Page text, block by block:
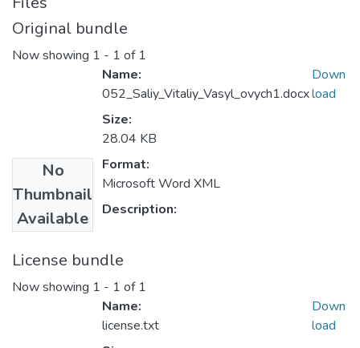
Original bundle
Now showing 1 - 1 of 1
No
Thumbnail
Available
Name:
052_Saliy_Vitaliy_Vasyl_ovych1.docx
Size:
28.04 KB
Format:
Microsoft Word XML
Description:
Down
load
License bundle
Now showing 1 - 1 of 1
Name:
license.txt
Down
load